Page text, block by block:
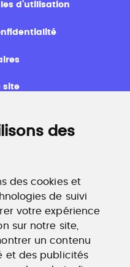
des
des cookies et
de suivi
votre expérience
sur notre site,
un contenu
et des publicités
d’utilisation
site
784.000 visites et
formations aux métiers
formation.com